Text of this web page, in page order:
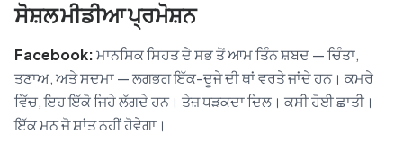
ਸੋਸ਼ਲ ਮੀਡੀਆ ਪ੍ਰਮੋਸ਼ਨ
Facebook:ਮਾਨਸਿਕ ਸਿਹਤ ਦੇ ਸਭ ਤੋਂ ਆਮ ਤਿੰਨ ਸ਼ਬਦ — ਚਿੰਤਾ,
ਤਣਾਅ, ਅਤੇ ਸਦਮਾ — ਲਗਭਗ ਇੱਕ-ਦੂਜੇ ਦੀ ਥਾਂ ਵਰਤੇ ਜਾਂਦੇ ਹਨ। ਕਮਰੇ
ਵਿੱਚ, ਇਹ ਇੱਕੋ ਜਿਹੇ ਲੱਗਦੇ ਹਨ। ਤੇਜ਼ ਧੜਕਦਾ ਦਿਲ। ਕਸੀ ਹੋਈ ਛਾਤੀ।
ਇੱਕ ਮਨ ਜੋ ਸ਼ਾਂਤ ਨਹੀਂ ਹੋਵੇਗਾ।